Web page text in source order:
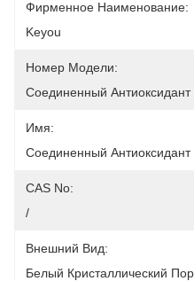
Фирменное Наименование:
Keyou
Номер Модели:
Соединенный Антиоксидант
Имя:
Соединенный Антиоксидант
CAS No:
/
Внешний Вид:
Белый Кристаллический